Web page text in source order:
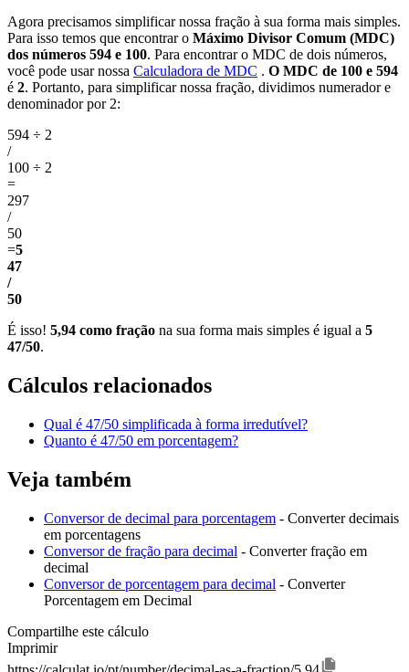
Agora precisamos simplificar nossa fração à sua forma mais simples.
Para isso temos que encontrar o Máximo Divisor Comum (MDC)
dos números 594 e 100. Para encontrar o MDC de dois números,
você pode usar nossa Calculadora de MDC . O MDC de 100 e 594
é 2. Portanto, para simplificar nossa fração, dividimos numerador e
denominador por 2:
594 ÷ 2
/
100 ÷ 2
=
297
/
50
=5
47
/
50
É isso! 5,94 como fração na sua forma mais simples é igual a 5
47/50.
Cálculos relacionados
Qual é 47/50 simplificada à forma irredutível?
Quanto é 47/50 em porcentagem?
Veja também
Conversor de decimal para porcentagem - Converter decimais
em porcentagens
Conversor de fração para decimal - Converter fração em
decimal
Conversor de porcentagem para decimal - Converter
Porcentagem em Decimal
Compartilhe este cálculo
Imprimir